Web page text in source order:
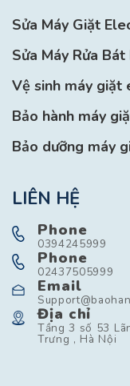
Sửa Máy Giặt
Sửa Máy Rửa
Vệ sinh máy
Bảo hành máy
Bảo dưỡng máy
LIÊN HỆ
Phone
0394245999
Phone
02437505999
Email
Địa chỉ
Tầng 3 số 53
Trưng , Hà Nội